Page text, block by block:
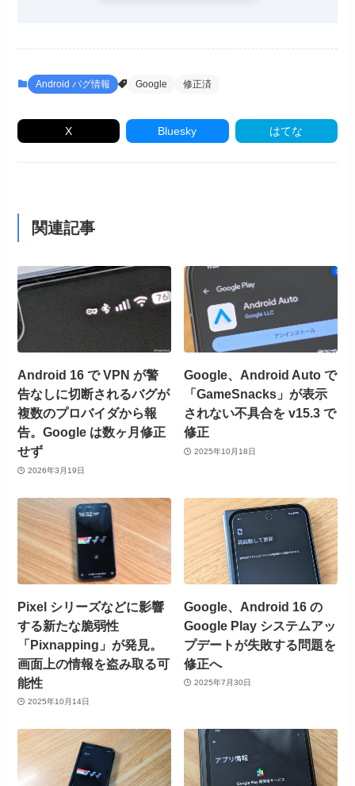
Android バグ情報 Google 修正済
X Bluesky はてな
関連記事
Android 16 で VPN が警
告なしに切断されるバグが
複数のプロバイダから報
告。Google は数ヶ月修正
せず
2026年3月19日
Google、Android Auto で
「GameSnacks」が表示
されない不具合を v15.3 で
修正
2025年10月18日
Pixel シリーズなどに影響
する新たな脆弱性
「Pixnapping」が発見。
画面上の情報を盗み取る可
能性
2025年10月14日
Google、Android 16 の
Google Play システムアッ
プデートが失敗する問題を
修正へ
2025年7月30日